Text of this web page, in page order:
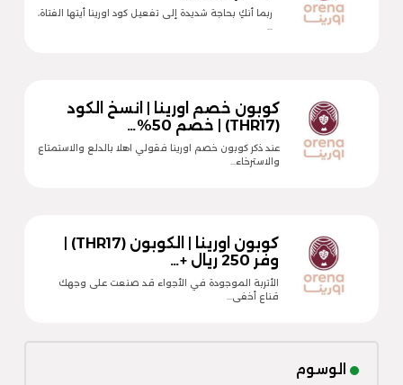
ربما أنكِ بحاجة شديدة إلى تفعيل كود اورينا أيتها الفتاة،
…
كوبون خصم اورينا | انسخ الكود
(THR17) | خصم 50%…
عند ذكر كوبون خصم اورينا فقولي اهلا بالدلع والاستمتاع
والاسترخاء…
كوبون اورينا | الكوبون (THR17) |
وفر 250 ريال +…
الأتربة الموجودة في الأجواء قد صنعت على وجهك
قناع أخفى…
الوسوم